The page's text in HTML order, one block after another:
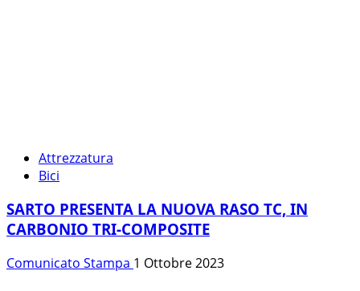
Attrezzatura
Bici
SARTO PRESENTA LA NUOVA RASO TC, IN
CARBONIO TRI-COMPOSITE
Comunicato Stampa 1 Ottobre 2023